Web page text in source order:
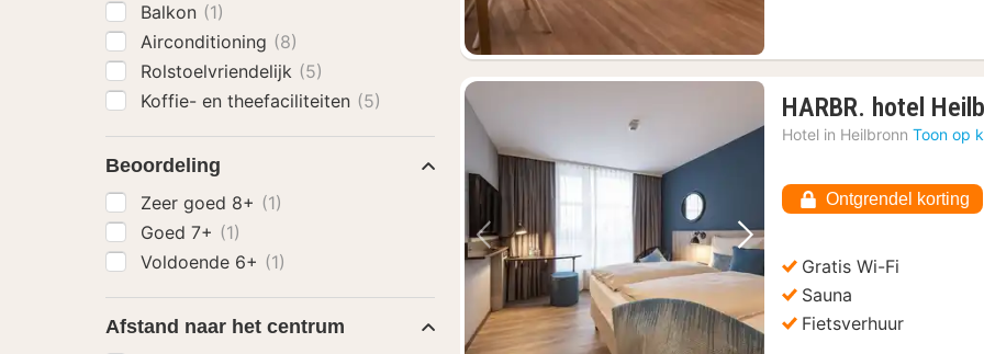
Vorige foto Volgende foto
HARBR. hotel
Hotel in Heilbronn Toon op
Ontgrendel korting
Gratis Wi-Fi
Sauna
Fietsverhuur
Balkon (1)
Airconditioning (8)
Rolstoelvriendelijk (5)
Koffie- en theefaciliteiten (5)
Beoordeling
Zeer goed 8+ (1)
Goed 7+ (1)
Voldoende 6+ (1)
Afstand naar het centrum